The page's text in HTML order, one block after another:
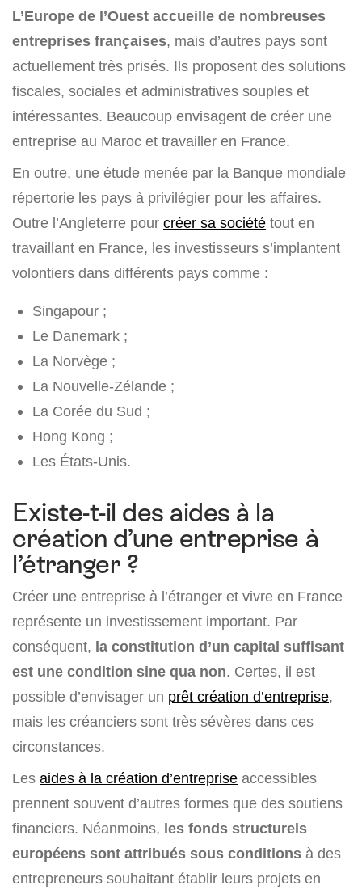
L’Europe de l’Ouest accueille de nombreuses
entreprises françaises, mais d’autres pays sont
actuellement très prisés. Ils proposent des solutions
fiscales, sociales et administratives souples et
intéressantes. Beaucoup envisagent de créer une
entreprise au Maroc et travailler en France.
En outre, une étude menée par la Banque mondiale
répertorie les pays à privilégier pour les affaires.
Outre l’Angleterre pour créer sa société tout en
travaillant en France, les investisseurs s’implantent
volontiers dans différents pays comme :
Singapour ;
Le Danemark ;
La Norvège ;
La Nouvelle-Zélande ;
La Corée du Sud ;
Hong Kong ;
Les États-Unis.
Existe-t-il des aides à la
création d’une entreprise à
l’étranger ?
Créer une entreprise à l’étranger et vivre en France
représente un investissement important. Par
conséquent, la constitution d’un capital suffisant
est une condition sine qua non. Certes, il est
possible d’envisager un prêt création d’entreprise,
mais les créanciers sont très sévères dans ces
circonstances.
Les aides à la création d’entreprise accessibles
prennent souvent d’autres formes que des soutiens
financiers. Néanmoins, les fonds structurels
européens sont attribués sous conditions à des
entrepreneurs souhaitant établir leurs projets en